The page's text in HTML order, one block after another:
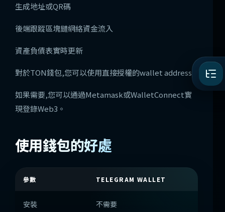
生成地址或QR碼
後端跟蹤區塊鏈網絡資金流入
資產負債表實時更新
對於TON錢包,您可以使用直接授權的wallet address
如果需要,您可以通過Metamask或WalletConnect實
現登錄Web3。
使用錢包的好處
參數 TELEGRAM WALLET
安裝 不需要